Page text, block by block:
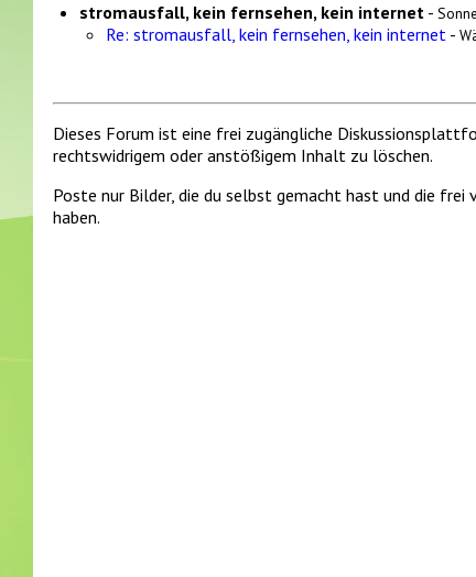
stromausfall, kein fernsehen, kein internet - Sonne
Re: stromausfall, kein fernsehen, kein internet -
Dieses Forum ist eine frei zugängliche
rechtswidrigem oder anstößigem Inhalt zu löschen.
Poste nur Bilder, die du selbst gemacht hast und die frei
haben.